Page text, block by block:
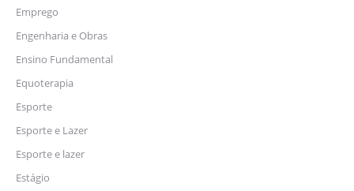
Emprego
Engenharia e Obras
Ensino Fundamental
Equoterapia
Esporte
Esporte e Lazer
Esporte e lazer
Estágio